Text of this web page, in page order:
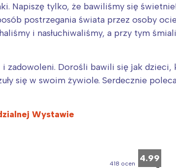
Napiszę tylko, że bawiliśmy się
postrzegania świata przez osoby
i nasłuchiwaliśmy, a przy tym
zadowoleni. Dorośli bawili się jak
się w swoim żywiole. Serdecznie
Wystawie
418 ocen 4.99
Łódź
Trójmiasto
Poznań
Wybieram